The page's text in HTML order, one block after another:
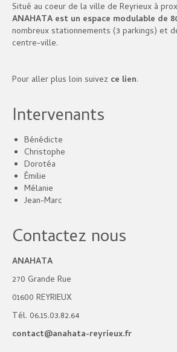
Situé au coeur de la ville de Reyrieux à
ANAHATA est un espace modulable de
nombreux stationnements (3 parkings) et
centre-ville.
Pour aller plus loin suivez ce lien.
Intervenants
Bénédicte
Christophe
Dorotéa
Émilie
Mélanie
Jean-Marc
Contactez nous
ANAHATA
270 Grande Rue
01600 REYRIEUX
Tél. 06.15.03.82.64
contact@anahata-reyrieux.fr